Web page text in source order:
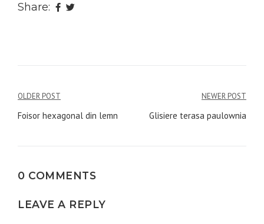
Share:
Navigare
în
OLDER POST
Foisor hexagonal din lemn
NEWER POST
Glisiere terasa paulownia
0 COMMENTS
LEAVE A REPLY